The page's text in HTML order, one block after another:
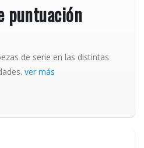
puntuación
de serie en las distintas
ver más